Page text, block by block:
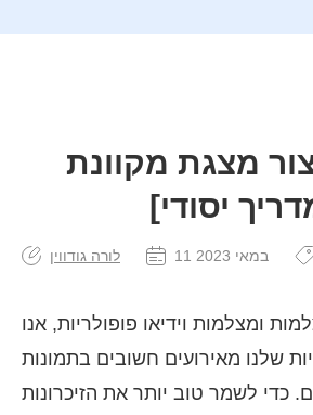
מצגת מקוונת
יסודי]
לורה גודווין 11 במאי 2023
ומצלמות וידיאו פופולריות, אנו
שלנו מאירועים חשובים בתמונות
כדי לשמר טוב יותר את הזיכרונות